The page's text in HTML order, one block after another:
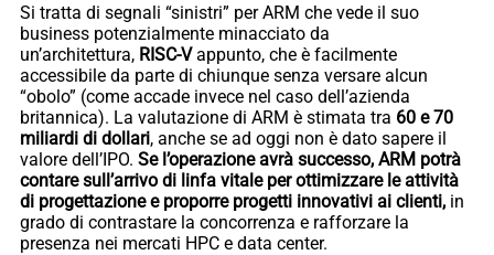
Si tratta di segnali “sinistri” per ARM che vede il suo
business potenzialmente minacciato da
un’architettura, RISC-Vappunto, che è facilmente
accessibile da parte di chiunque senza versare alcun
“obolo” (come accade invece nel caso dell’azienda
britannica). La valutazione di ARM è stimata tra 60 e 70
miliardi di dollari, anche se ad oggi non è dato sapere il
valore dell’IPO. Se l’operazione avrà successo, ARM potrà
contare sull’arrivo di linfa vitale per ottimizzare le attività
di progettazione e proporre progetti innovativi ai clienti, in
grado di contrastare la concorrenza e rafforzare la
presenza nei mercati HPC e data center.